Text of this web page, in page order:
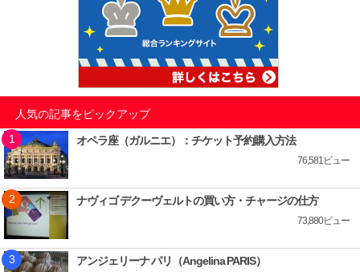
人気の記事をピックアップ
オペラ座（ガルニエ）：チケット予約購入方法
76,581ビュー
ナヴィゴ デクーヴェルトの買い方・チャージの仕方
73,880ビュー
アンジェリーナ パリ（Angelina PARIS）